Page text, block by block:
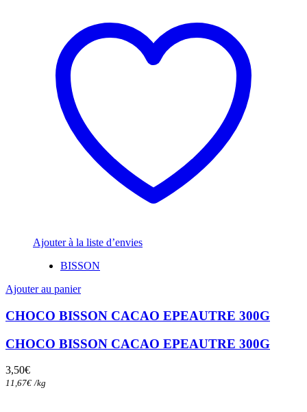
Ajouter à la liste d’envies
BISSON
Ajouter au panier
CHOCO BISSON CACAO EPEAUTRE 300G
CHOCO BISSON CACAO EPEAUTRE 300G
3,50€
11,67€ /kg